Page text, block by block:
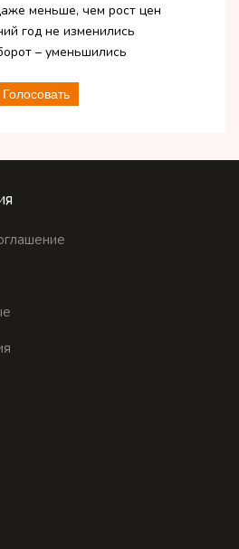
меньше, чем рост цен
год не изменились
– уменьшились
Голосовать